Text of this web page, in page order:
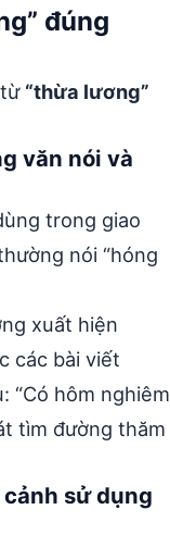
đúng
“thừa lương”
văn nói và
trong giao
nói “hóng
xuất hiện
các bài viết
“Có hôm nghiêm
tìm đường thăm
sử dụng